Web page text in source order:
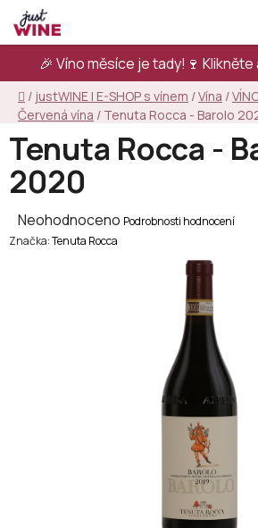
Přejít
na
obsah
🎉 Víno měsíce je tady!🍷
Domů
/ justWINE | E-SHOP s vínem /Vína /
Červená vína / Tenuta Rocca - Barolo
Tenuta Rocca -
2020
Průměrné
hodnocení
Neohodnoceno Podrobnosti hodnocení
Značka:Tenuta Rocca